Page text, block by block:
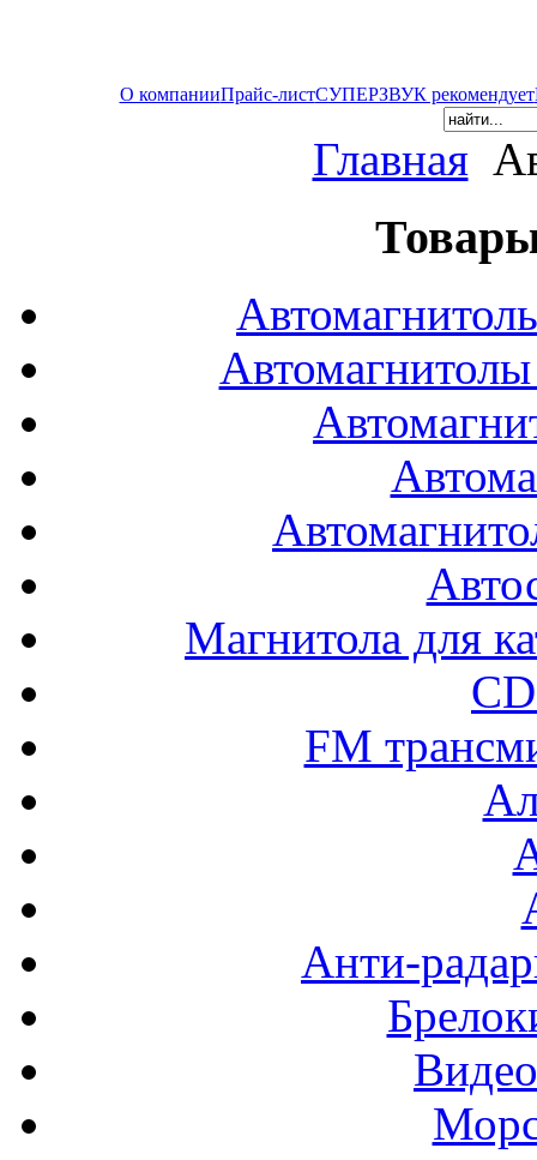
О компанииПрайс-листСУПЕРЗВУК рекомендует
Главная
Магнитола для
FM
Анти-